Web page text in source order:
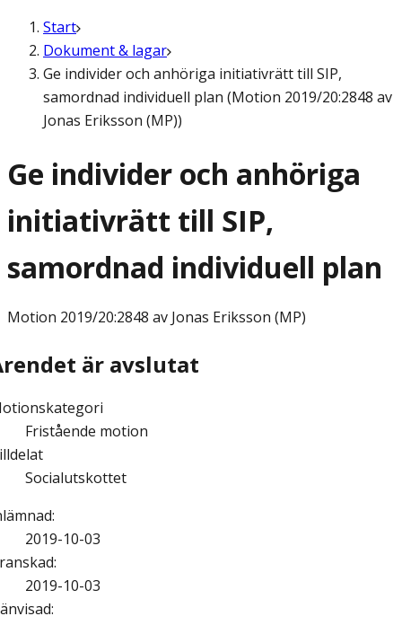
Start
Dokument & lagar
Ge individer och anhöriga initiativrätt till SIP,
samordnad individuell plan (Motion 2019/20:2848 av
Jonas Eriksson (MP))
Ge individer och anhöriga
initiativrätt till SIP,
samordnad individuell plan
Motion 2019/20:2848 av Jonas Eriksson (MP)
är avslutat
Fristående motion
Socialutskottet
:
2019-10-03
:
2019-10-03
: